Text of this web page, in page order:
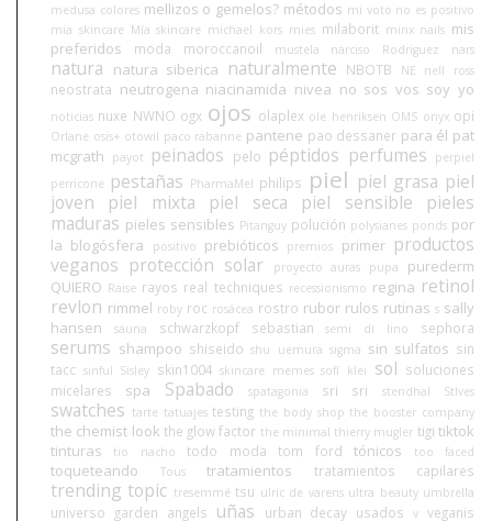
medusa colores mellizos o gemelos? métodos mi voto no es positivo
mia skincare Mía skincare michael kors mies milaborit minx nails mis
preferidos
moda moroccanoil mustela narciso Rodriguez nars
natura natura siberica naturalmente NBOTB NE nell ross
neostrata neutrogena niacinamida nivea no sos vos soy yo
noticias nuxe NWNO ogx ojos olaplex ole henriksen OMS onyx opi
Orlane osis+ otowil paco rabanne pantene pao dessaner para él pat
mcgrath
payot peinados pelo péptidos perfumes
perpiel
perricone pestañas PharmaMel philips piel piel grasa piel
joven
piel mixta piel seca piel sensible
pieles
maduras pieles sensibles Pitanguy polución polysianes ponds por
la blogósfera
positivo prebióticos premios primer productos
veganos protección solar proyecto auras pupa
purederm
QUIERO Raise rayos real techniques recessionismo regina retinol
revlon rimmel roby roc rosácea rostro rubor rulos rutinas s sally
hansen
sauna schwarzkopf sebastian semi di lino sephora
serums shampoo shiseido shu uemura sigma sin sulfatos sin
tacc sinful Sisley skin1004 skincare memes sofí klei sol soluciones
micelares
spa Spabado spatagonia sri sri stendhal StIves
swatches tarte tatuajes testing the body shop the booster company
the chemist look the glow factor the minimal thierry mugler tigi tiktok
tinturas
tio nacho todo moda tom ford tónicos too faced
toqueteando Tous tratamientos tratamientos capilares
trending topic tresemmé tsu ulric de varens ultra beauty umbrella
universo garden angels uñas urban decay usados v veganis